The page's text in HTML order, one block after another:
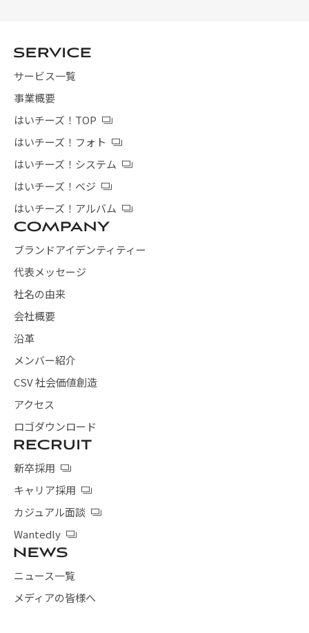
サービス一覧
事業概要
はいチーズ！TOP
はいチーズ！フォト
はいチーズ！システム
はいチーズ！ベジ
はいチーズ！アルバム
ブランドアイデンティティー
代表メッセージ
社名の由来
会社概要
沿革
メンバー紹介
CSV 社会価値創造
アクセス
ロゴダウンロード
新卒採用
キャリア採用
カジュアル面談
Wantedly
ニュース一覧
メディアの皆様へ